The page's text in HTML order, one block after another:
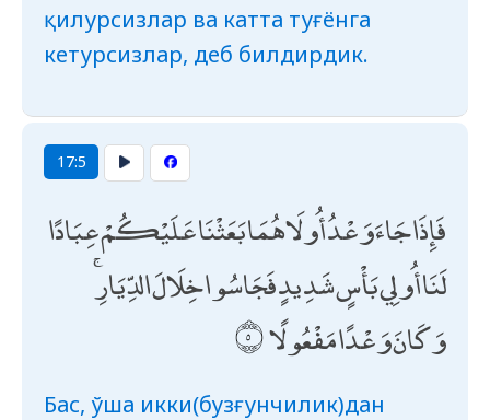
қилурсизлар ва катта туғёнга
кетурсизлар, деб билдирдик.
17:5
فَإِذَا جَاءَ وَعْدُ أُولَاهُمَا بَعَثْنَا عَلَيْكُمْ عِبَادًا
لَنَا أُولِي بَأْسٍ شَدِيدٍ فَجَاسُوا خِلَالَ الدِّيَارِ ۚ
وَكَانَ وَعْدًا مَفْعُولًا
Бас, ўша икки(бузғунчилик)дан